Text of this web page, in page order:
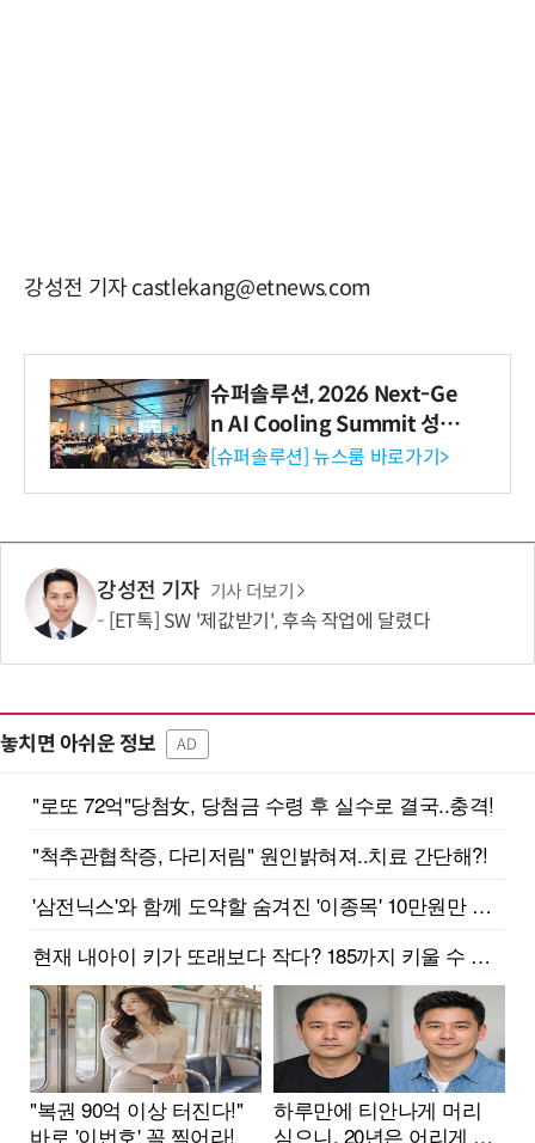
강성전 기자 castlekang@etnews.com
슈퍼솔루션, 2026 Next-Ge
n AI Cooling Summit 성황
리 성료
[슈퍼솔루션] 뉴스룸 바로가기>
강성전 기자 기사 더보기
[ET톡] SW '제값받기', 후속 작업에 달렸다
놓치면 아쉬운 정보 AD